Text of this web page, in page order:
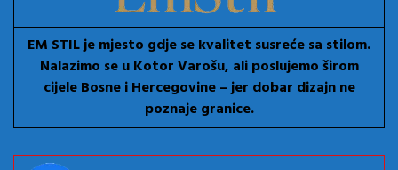
EM STIL je mjesto gdje se kvalitet susreće sa stilom.
Nalazimo se u Kotor Varošu, ali poslujemo širom
cijele Bosne i Hercegovine – jer dobar dizajn ne
poznaje granice.